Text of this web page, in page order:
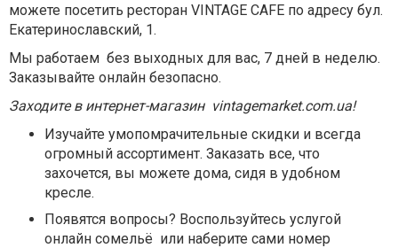
можете посетить ресторан VINTAGE CAFE по адресу бул.
Екатеринославский, 1.
Мы работаем без выходных для вас, 7 дней в неделю.
Заказывайте онлайн безопасно.
Заходите в интернет-магазин vintagemarket.com.ua!
Изучайте умопомрачительные скидки и всегда
огромный ассортимент. Заказать все, что
захочется, вы можете дома, сидя в удобном
кресле.
Появятся вопросы? Воспользуйтесь услугой
онлайн сомельё или наберите сами номер